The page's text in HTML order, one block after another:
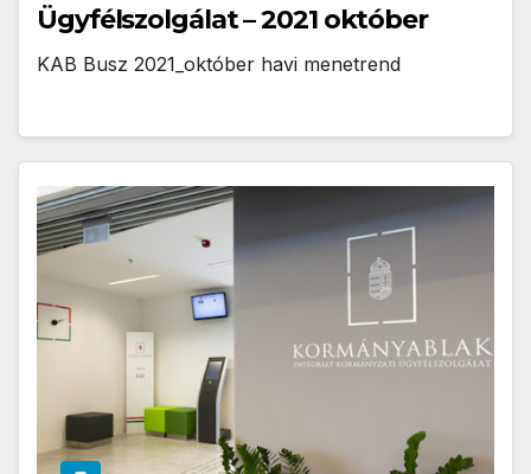
Ügyfélszolgálat – 2021 október
KAB Busz 2021_október havi menetrend